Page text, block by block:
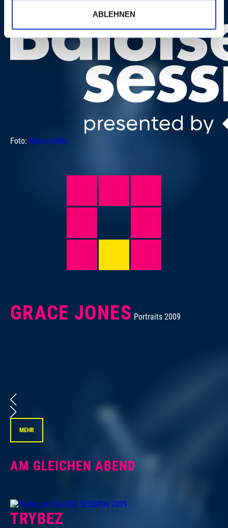
ABLEHNEN
Foto: Marco Grob
GRACE JONES Portraits 2009
MEHR
AM GLEICHEN ABEND
TRYBEZ